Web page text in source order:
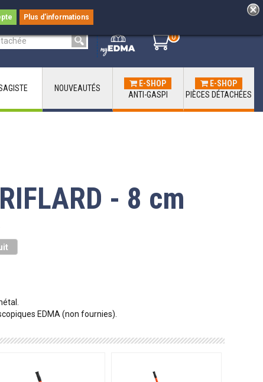
0
0
Plus d'informations
NOUVEAUTÉS
E-SHOP
ANTI-GASPI
E-SHOP
PIÈCES DÉTACHÉES
- 8 cm
EDMA (non fournies).